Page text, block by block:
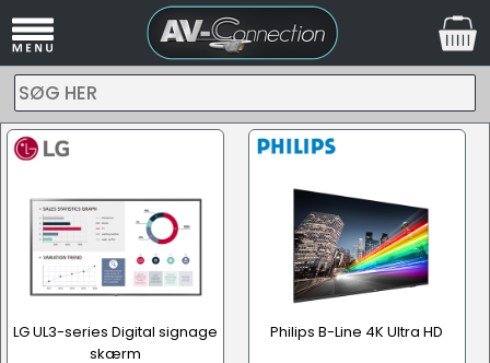
SØG HER
LG UL3-series Digital signage
skærm
Philips B-Line 4K Ultra HD